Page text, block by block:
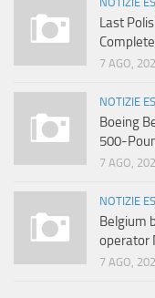
Last
7 AGO,
NOTIZIE
Boeing
500-
7 AGO,
NOTIZIE
Belgium
operator
7 AGO,